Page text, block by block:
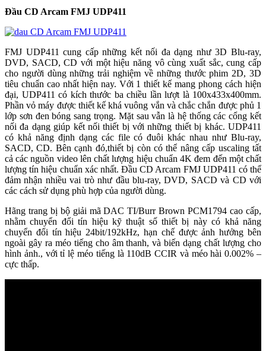
Đầu CD Arcam FMJ UDP411
FMJ UDP411 cung cấp những kết nối đa dạng như 3D Blu-ray,
DVD, SACD, CD với một hiệu năng vô cùng xuất sắc, cung cấp
cho người dùng những trải nghiệm về những thước phim 2D, 3D
tiêu chuẩn cao nhất hiện nay. Với 1 thiết kế mang phong cách hiện
đại, UDP411 có kích thước ba chiều lần lượt là 100x433x400mm.
Phần vỏ máy được thiết kế khá vuông vắn và chắc chắn được phủ 1
lớp sơn đen bóng sang trọng. Mặt sau vẫn là hệ thống các cổng kết
nối đa dạng giúp kết nối thiết bị với những thiết bị khác. UDP411
có khả năng định dạng các file có đuôi khác nhau như Blu-ray,
SACD, CD. Bên cạnh đó,thiết bị còn có thể nâng cấp uscaling tất
cả các nguồn video lên chất lượng hiệu chuẩn 4K đem đến một chất
lượng tín hiệu chuẩn xác nhất. Đầu CD Arcam FMJ UDP411 có thể
đảm nhận nhiều vai trò như đầu blu-ray, DVD, SACD và CD với
các cách sử dụng phù hợp của người dùng.
Hãng trang bị bộ giải mã DAC TI/Burr Brown PCM1794 cao cấp,
nhằm chuyển đổi tín hiệu kỹ thuật số thiết bị này có khả năng
chuyển đổi tín hiệu 24bit/192kHz, hạn chế được ảnh hưởng bên
ngoài gây ra méo tiếng cho âm thanh, và biến dạng chất lượng cho
hình ảnh., với tỉ lệ méo tiếng là 110dB CCIR và méo hài 0.002% –
cực thấp.